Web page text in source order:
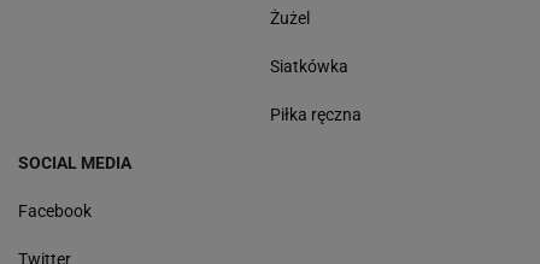
Żużel
Siatkówka
Piłka ręczna
SOCIAL MEDIA
Facebook
Twitter